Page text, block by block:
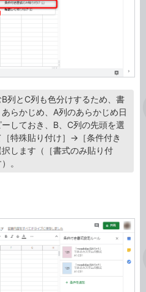
列とC列も色分けするため、書
らかじめ、A列のあらかじめ日
しておき、B、C列の先頭を選
特殊貼り付け］→［条件付き
します（［書式のみ貼り付
。